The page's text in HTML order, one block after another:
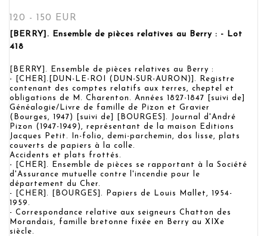
120 - 150 EUR
[BERRY]. Ensemble de pièces relatives au Berry : - Lot
418
[BERRY]. Ensemble de pièces relatives au Berry :
- [CHER].[DUN-LE-ROI (DUN-SUR-AURON)]. Registre
contenant des comptes relatifs aux terres, cheptel et
obligations de M. Charenton. Années 1827-1847 [suivi de]
Généalogie/Livre de famille de Pizon et Gravier
(Bourges, 1947) [suivi de] [BOURGES]. Journal d'André
Pizon (1947-1949), représentant de la maison Editions
Jacques Petit. In-folio, demi-parchemin, dos lisse, plats
couverts de papiers à la colle.
Accidents et plats frottés.
- [CHER]. Ensemble de pièces se rapportant à la Société
d'Assurance mutuelle contre l'incendie pour le
département du Cher.
- [CHER]. [BOURGES]. Papiers de Louis Mallet, 1954-
1959.
- Correspondance relative aux seigneurs Chatton des
Morandais, famille bretonne fixée en Berry au XIXe
siècle.